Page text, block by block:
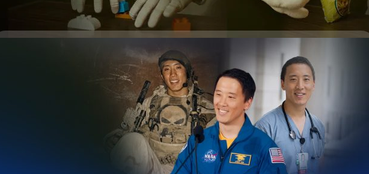
NEO’s Hands เมื่อ “มือหุ่นยนต์” เริ่มเคลื่อนไหวได้ละเอียดใกล้เคียงมือมนุษย์
เวลาพูดถึง AI หรือหุ่นยนต์ หลายคนมักนึกถึงการพูด หรือการคิด แต่หลังจากดูคลิปนี้ สิ่งที่ทำให้รู้สึกทึ่งที่สุด
กลับเป็น "มือ" ก่อนหน้านี้หลายคนเคยคิดว่า ถ้าหุ่นยนต์หยิบของได้ก็คงถือว่าเก่งแล้ว แต่คลิปนี้กลับทำให้รู้
ว่า การ "หยิบของ" กับการ "หยิบแบบมนุษย์" เป็นคนละเรื่องกัน เพราะมือของมนุษย์ไม่ได้มีหน้าที่แค่หยิบจับ
แต่มันเต็มไปด้วยรายละเอียดเล็ก ๆ ที่เราไม่เคยสังเกต เช่น การเปลี่ยนแรงกดให้พอดีกับวัตถุแต่ละชนิด การ
ใช้นิ้วโป้งประคองแก้ว การหุบนิ้วที่เหลือโดยอัตโนมัติขณะดึงซิป การเด็ดองุ่นออกจากขั้วอย่างเบามือ แม้แต่
การหยิบนอตตัวเล็ก ๆ ปลายนิ้วก็จะค่อย ๆ บีบอย่างพอดี สิ่งเหล่านี้เป็นพฤติกรรมที่มนุษย์ทำได้โดยแทบไม่
ต้องคิด แต่กลับเป็นหนึ่งในโจทย์ที่ยากที่สุดของวงการหุ่นยนต์ เพราะทุกการเคลื่อนไหวต้องอาศัยการ
ประสานกันของข้อต่อ กล้ามเนื้อ เส้นเอ็น และระบบประสาทนับไม่ถ้วน แต่ในวิดีโอเปิดตัว NEO's Hands
ของบริษัท 1X หุ่นยนต์กลับเริ่มแสดงพฤติกรรมเล็ก ๆ เหล่านี้ได้อย่างน่าประทับใจ ไม่ว่าจะเป็นการจับแก้ว
ไวน์ หยิบชิ้นส่วนขนาดเล็ก ยกของที่ขนาดและน้ำหนักต่างกัน หรือแม้แต่การถือจอยเกม ทุกการขยับนิ้วดูมี
ถอดคำพูด Jonny Kim อดีตหน่วย Navy SEAL, แพทย์ และนักบินอวกาศ
NASA ในงาน Harvard Alumni Day 2026
หากต้องยกตัวอย่างบุคคลที่ไปสุดทุกทาง และทำสิ่งหนึ่งได้ดีจนน่าอิจฉา หนึ่งในบุคคลที่น่าสนใจคือ จอนนี่
คิม (Jonny Kim) ชายเกาหลีใต้-อเมริกัน อายุ 42 ปี ที่แม้จะอายุเพียงเท่านี้ แต่กลับมีโอกาสได้ทำอาชีพเจ๋ง
ๆ หลายครั้ง ซึ่งไม่ใช่เรื่องง่ายที่จะสมัคร สัมภาษณ์ แล้วเข้าไปทำได้เลย แต่เป็นอาชีพที่ต้องอาศัยการศึกษา
อย่างจริงจัง ไม่ว่าจะเป็นหน่วยซีลสหรัฐฯ แพทย์ หรือนักบินอวกาศ NASA BT Source Code คัมแบ็กอีกครั้ง
พร้อมบุคคลน่าสนใจคนนี้ เราจะพาผู้อ่านมาสำรวจแนวคิด ไอเดีย และมุมมองต่อโลกของผู้ชายที่ผ่าน 3
อาชีพสุดโหดจากการกล่าวสุนทรพจน์ในงาน Harvard Alumni Day 2026 (งานศิษย์เก่ามหาวิทยาลัยฮาร์